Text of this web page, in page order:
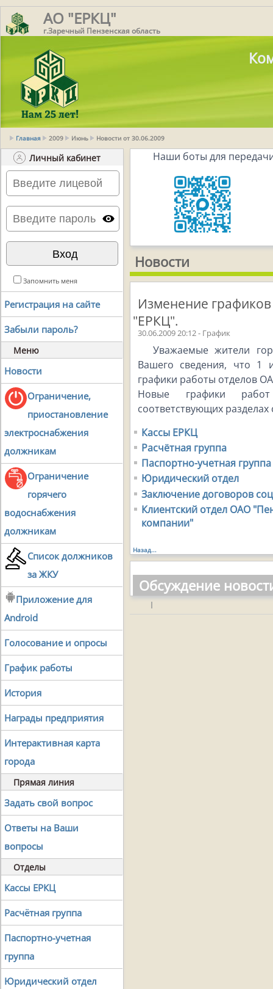
АО "ЕРКЦ"
г.Заречный Пензенская область
Главная 2009 Июнь Новости от 30.06.2009
Личный кабинет
Запомнить меня
Регистрация на сайте
Забыли пароль?
Меню
Новости
Ограничение,
приостановление
электроснабжения
должникам
Ограничение
горячего
водоснабжения
должникам
Список должников
за ЖКУ
Приложение для
Android
Голосование и опросы
График работы
История
Награды предприятия
Интерактивная карта
города
Прямая линия
Задать свой вопрос
Ответы на Ваши
вопросы
Отделы
Кассы ЕРКЦ
Расчётная группа
Паспортно-учетная
группа
Юридический отдел
Наши боты для
Новости
Изменение
"ЕРКЦ".
30.06.2009 20:12 - График
Уважаемые жители
Вашего сведения, что 1
графики работы отделов
Новые графики
соответствующих разделах
Кассы ЕРКЦ
Расчётная группа
Паспортно-учетная группа
Юридический отдел
Заключение договоров
Клиентский отдел ОАО
компании"
Назад...
Обсуждение
|